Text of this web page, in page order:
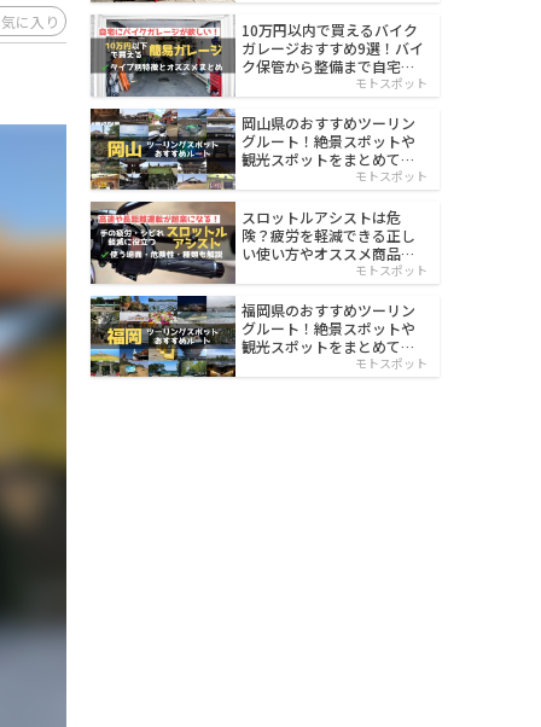
に入り
10万円以内で買えるバイク
ガレージおすすめ9選！バイ
ク保管から整備まで自宅で
モトスポット
岡山県のおすすめツーリン
グルート！絶景スポットや
観光スポットをまとめて紹
モトスポット
スロットルアシストは危
険？疲労を軽減できる正し
い使い方やオススメ商品を
モトスポット
福岡県のおすすめツーリン
グルート！絶景スポットや
観光スポットをまとめて紹
モトスポット